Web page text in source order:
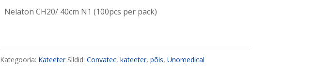
Nelaton CH20/ 40cm N1 (100pcs per pack)
Kategooria: Kateeter Sildid: Convatec, kateeter, põis, Unomedical